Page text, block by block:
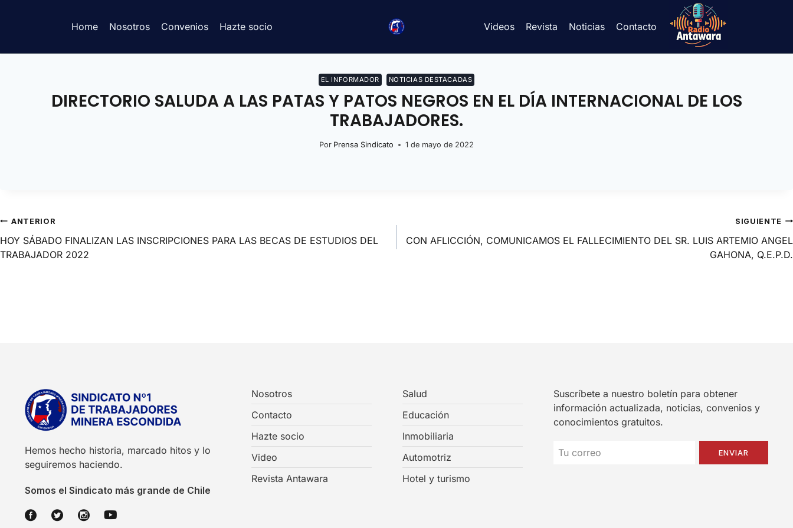
Home Nosotros Convenios Hazte socio Videos Revista Noticias Contacto
EL INFORMADOR NOTICIAS DESTACADAS
DIRECTORIO SALUDA A LAS PATAS Y PATOS NEGROS EN EL DÍA INTERNACIONAL DE LOS
TRABAJADORES.
Por Prensa Sindicato 1 de mayo de 2022
ANTERIOR
HOY SÁBADO FINALIZAN LAS INSCRIPCIONES PARA LAS BECAS DE ESTUDIOS DEL
TRABAJADOR 2022
SIGUIENTE
CON AFLICCIÓN, COMUNICAMOS EL FALLECIMIENTO DEL SR. LUIS ARTEMIO ANGEL
GAHONA, Q.E.P.D.
Hemos hecho historia, marcado hitos y lo
seguiremos haciendo.
Somos el Sindicato más grande de Chile
Nosotros
Contacto
Hazte socio
Video
Revista Antawara
Salud
Educación
Inmobiliaria
Automotriz
Hotel y turismo
Suscríbete a nuestro boletín para obtener
información actualizada, noticias, convenios y
conocimientos gratuitos.
ENVIAR